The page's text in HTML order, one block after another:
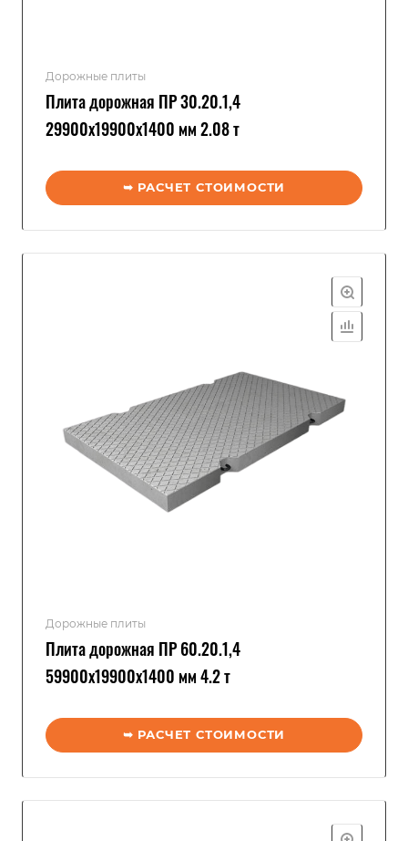
Дорожные плиты
Плита дорожная ПР 30.20.1,4
29900x19900x1400 мм 2.08 т
➥ РАСЧЕТ СТОИМОСТИ
Дорожные плиты
Плита дорожная ПР 60.20.1,4
59900x19900x1400 мм 4.2 т
➥ РАСЧЕТ СТОИМОСТИ